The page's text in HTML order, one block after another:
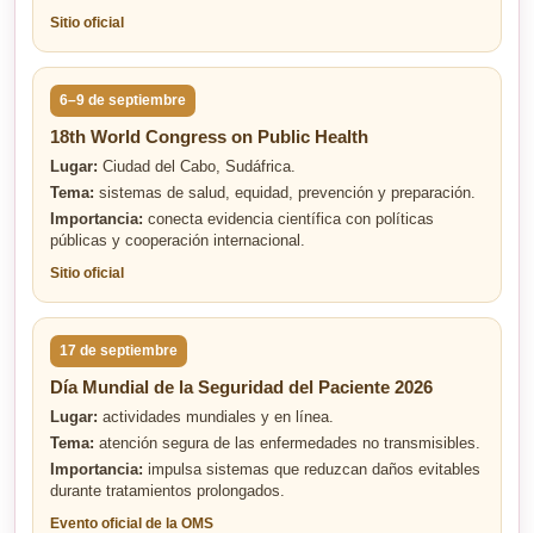
Sitio oficial
6–9 de septiembre
18th World Congress on Public Health
Lugar: Ciudad del Cabo, Sudáfrica.
Tema: sistemas de salud, equidad, prevención y preparación.
Importancia: conecta evidencia científica con políticas
públicas y cooperación internacional.
Sitio oficial
17 de septiembre
Día Mundial de la Seguridad del Paciente 2026
Lugar: actividades mundiales y en línea.
Tema: atención segura de las enfermedades no transmisibles.
Importancia: impulsa sistemas que reduzcan daños evitables
durante tratamientos prolongados.
Evento oficial de la OMS